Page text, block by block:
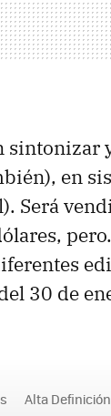
en
Será
30 de
Alta Definición